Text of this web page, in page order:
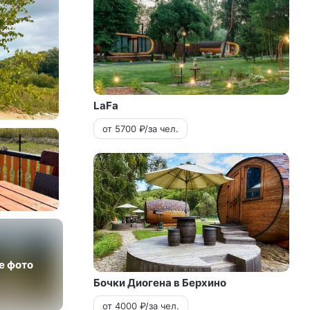
фото
LaFa
от 5700 ₽/за чел.
Бочки Диогена в Берхино
от 4000 ₽/за чел.